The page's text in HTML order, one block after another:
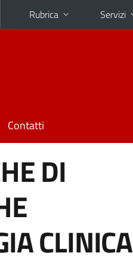
Rubrica Servizi
Contatti
DI
CLINICA